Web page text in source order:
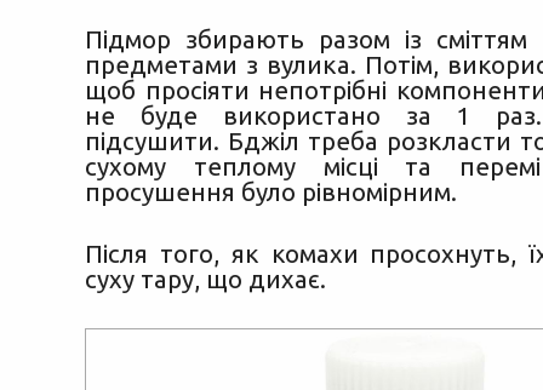
Підмор збирають разом із сміттям
предметами з вулика. Потім,
щоб просіяти непотрібні
не буде використано за 1
підсушити. Бджіл треба розкласти
сухому теплому місці та
просушення було рівномірним.
Після того, як комахи просохнуть,
суху тару, що дихає.